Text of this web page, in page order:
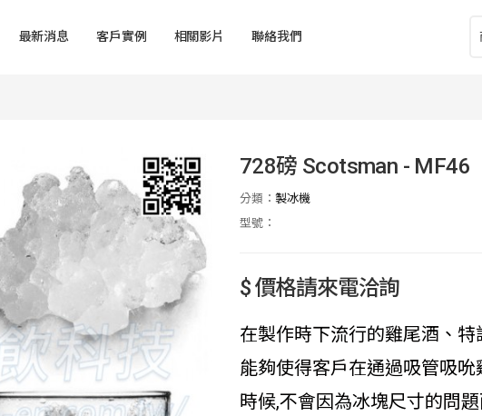
最新消息 客戶實例 相關影片 聯絡我們
728磅 Scotsman - MF46
分類： 製冰機
型號：
$ 價格請來電洽詢
在製作時下流行的雞尾酒、
能夠使得客戶在通過吸管吸
時候,不會因為冰塊尺寸的問